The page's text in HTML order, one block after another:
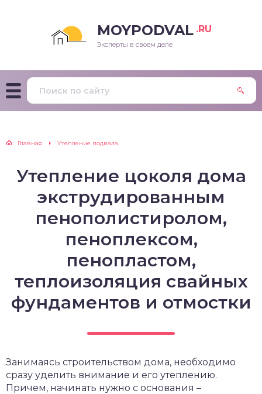
MOYPODVAL .RU
Эксперты в своем деле
Главная Утепление подвала
Утепление цоколя дома
экструдированным
пенополистиролом,
пеноплексом,
пенопластом,
теплоизоляция свайных
фундаментов и отмостки
Занимаясь строительством дома, необходимо
сразу уделить внимание и его утеплению.
Причем, начинать нужно с основания –